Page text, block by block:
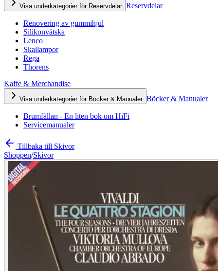
Visa underkategorier för Reservdelar Reservdelar
Renovering av gummihjul
Silikonvätska
Lenco
Skallampor
Rega
Thorens
Kaffe & Merchandise
Visa underkategorier för Böcker & Manualer Böcker & Manualer
Brumfällan - En liten bok om HiFi
Servicemanualer
Tillbaka till Skivor
Shoppen/Skivor